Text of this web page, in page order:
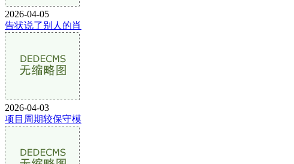
2026-04-05
告状说了别人的肖
2026-04-03
项目周期较保守模